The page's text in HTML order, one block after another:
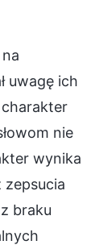
uwagę ich
nie
wynika
braku